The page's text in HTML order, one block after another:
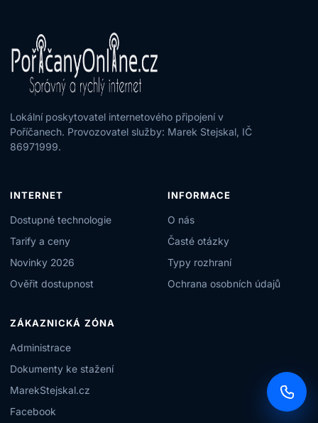
Lokální poskytovatel internetového připojení v
Poříčanech. Provozovatel služby: Marek Stejskal, IČ
86971999.
INTERNET
Dostupné technologie
Tarify a ceny
Novinky 2026
Ověřit dostupnost
INFORMACE
O nás
Časté otázky
Typy rozhraní
Ochrana osobních údajů
ZÁKAZNICKÁ ZÓNA
Administrace
Dokumenty ke stažení
MarekStejskal.cz
Facebook